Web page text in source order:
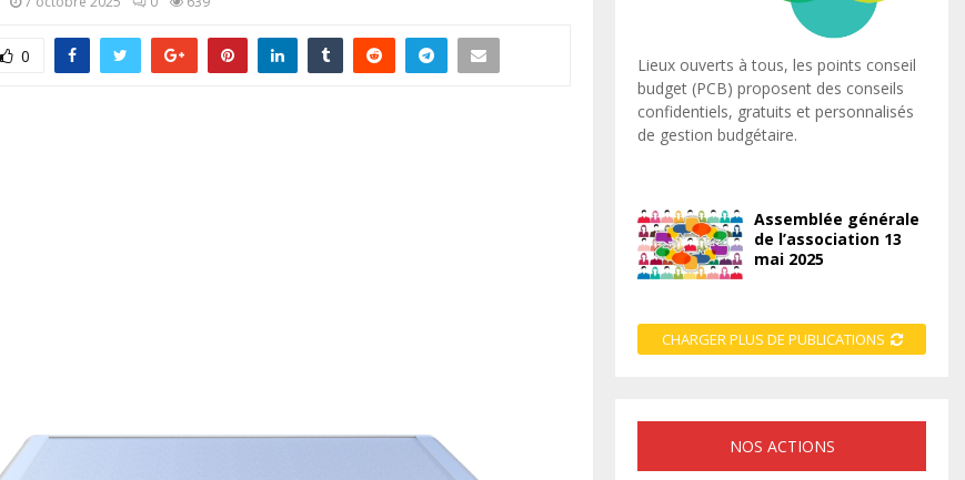
0
Lieux ouverts à tous, les points conseil
budget (PCB) proposent des conseils
confidentiels, gratuits et personnalisés
de gestion budgétaire.
Assemblée générale
de l’association 13
mai 2025
CHARGER PLUS DE PUBLICATIONS
NOS ACTIONS